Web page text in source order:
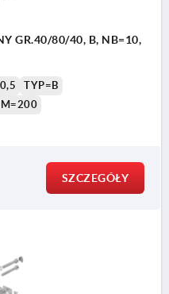
GR.40/80/40, B, NB=10,
TYP=B
SZCZEGÓŁY